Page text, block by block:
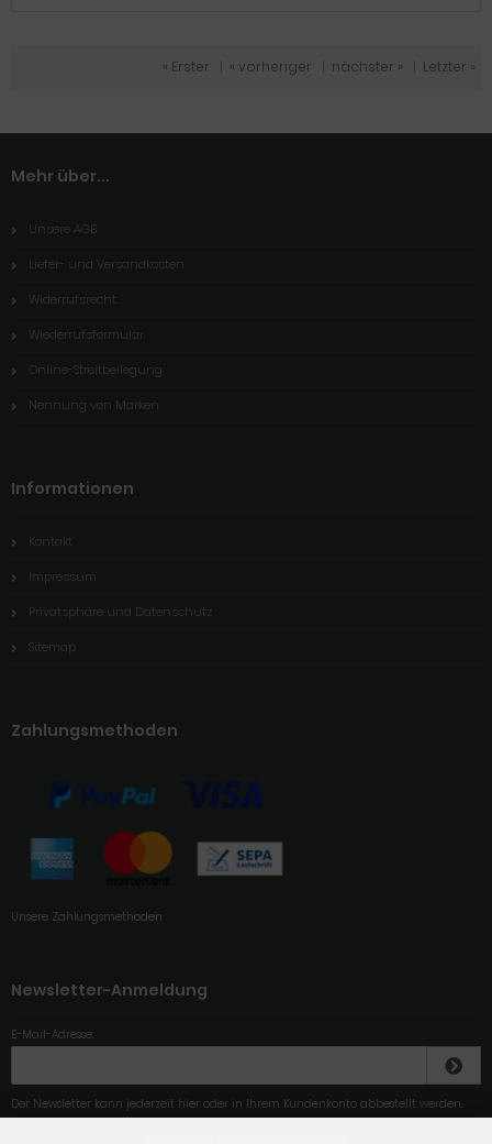
« Erster « vorheriger nächster » Letzter »
Mehr über...
Unsere AGB
Liefer- und Versandkosten
Widerrufsrecht
Wiederrufsformular
Online-Streitbeilegung
Nennung von Marken
Informationen
Kontakt
Impressum
Privatsphäre und Datenschutz
Sitemap
Zahlungsmethoden
Unsere Zahlungsmethoden
Newsletter-Anmeldung
E-Mail-Adresse:
Der Newsletter kann jederzeit hier oder in Ihrem Kundenkonto abbestellt werden.